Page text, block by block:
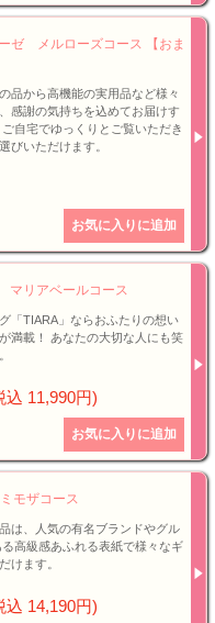
ゼ メルローズコース 【おま
品から高機能の実用品など様々
感謝の気持ちを込めてお届けす
自宅でゆっくりとご覧いただき
びいただけます。
リアベールコース
「TIARA」ならおふたりの想い
満載！ あなたの大切な人にも笑
込 11,990円)
ザコース
は、人気の有名ブランドやグル
高級感あふれる表紙で様々なギ
けます。
込 14,190円)